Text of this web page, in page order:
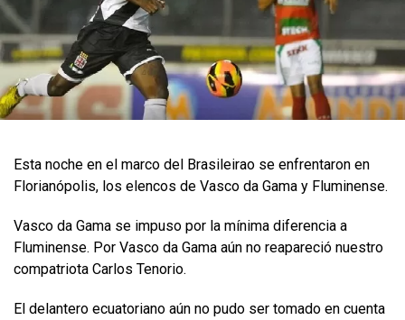
Esta noche en el marco del Brasileirao se enfrentaron en
Florianópolis, los elencos de Vasco da Gama y Fluminense.
Vasco da Gama se impuso por la mínima diferencia a
Fluminense. Por Vasco da Gama aún no reapareció nuestro
compatriota Carlos Tenorio.
El delantero ecuatoriano aún no pudo ser tomado en cuenta